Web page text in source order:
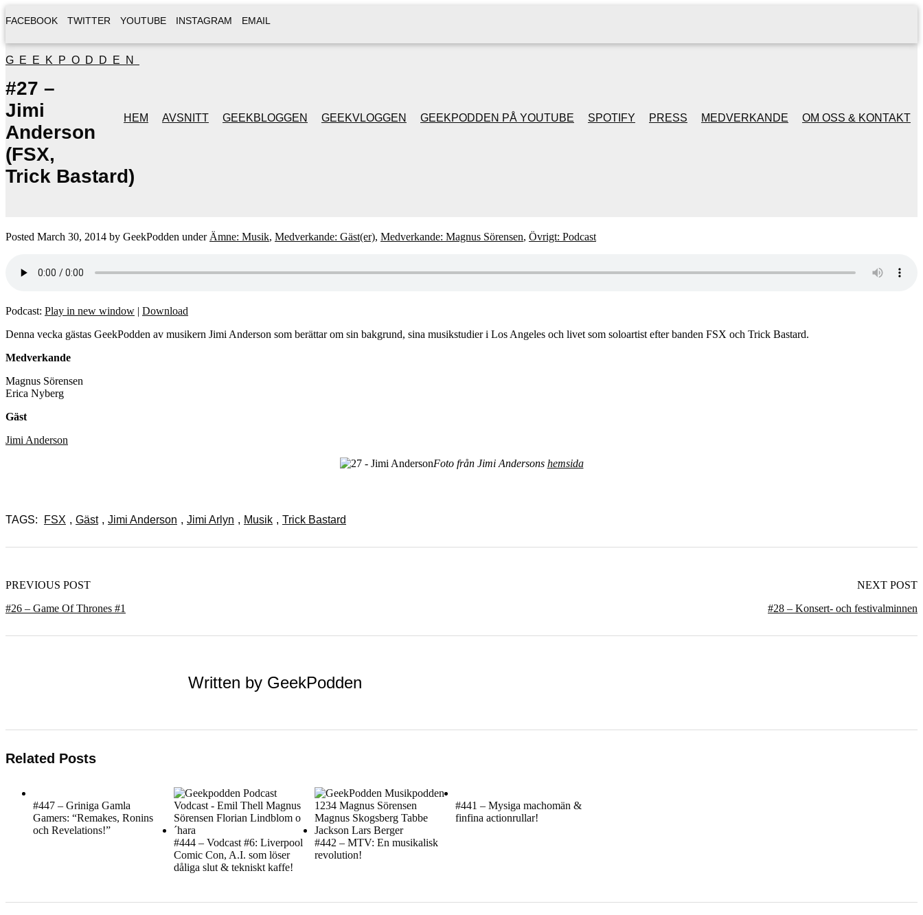
FACEBOOK TWITTER YOUTUBE INSTAGRAM EMAIL
GEEKPODDEN
HEM AVSNITT GEEKBLOGGEN GEEKVLOGGEN GEEKPODDEN PÅ YOUTUBE
GEEKPODDENS
SPOTIFY PRESS MEDVERKANDE OM OSS & KONTAKT
#27 –
Jimi
Anderson
(FSX,
Trick Bastard)
Posted March 30, 2014 by GeekPodden under Ämne: Musik, Medverkande: Gäst(er), Medverkande: Magnus Sörensen, Övrigt: Podcast
Podcast: Play in new window | Download
Denna vecka gästas GeekPodden av musikern Jimi Anderson som berättar om sin bakgrund, sina musikstudier i Los Angeles och livet som soloartist efter banden FSX och Trick Bastard.
Medverkande
Magnus Sörensen
Erica Nyberg
Gäst
Jimi Anderson
Foto från Jimi Andersons hemsida
TAGS: FSX , Gäst , Jimi Anderson , Jimi Arlyn , Musik , Trick Bastard
PREVIOUS POST
#26 – Game Of Thrones #1
NEXT POST
#28 – Konsert- och festivalminnen
Written byGeekPodden
Related Posts
#447 – Griniga Gamla
Gamers: “Remakes, Ronins
och Revelations!”
#444 – Vodcast #6: Liverpool
Comic Con, A.I. som löser
dåliga slut & tekniskt kaffe!
#442 – MTV: En musikalisk
revolution!
#441 – Mysiga machomän &
finfina actionrullar!